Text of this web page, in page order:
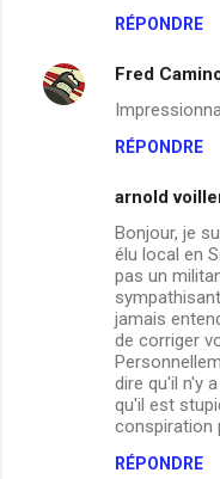
i
RÉPONDRE
Fred
RÉPONDRE
arnold
Bonjour, je
élu local en
pas un
jamais
de corriger
dire qu'il n'y
qu'il est
conspiration
RÉPONDRE